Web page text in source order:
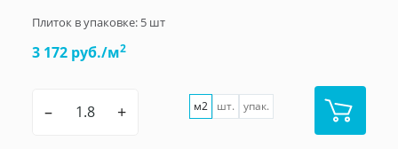
Плиток в упаковке: 5 шт
3 172 руб./м2
– + м2 шт. упак.